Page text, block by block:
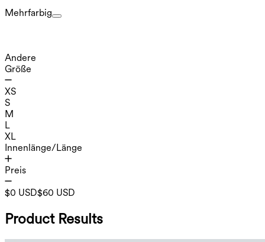
Mehrfarbig
Andere
Größe
XS
S
M
L
XL
Innenlänge/Länge
Preis
$0 USD$60 USD
Product Results